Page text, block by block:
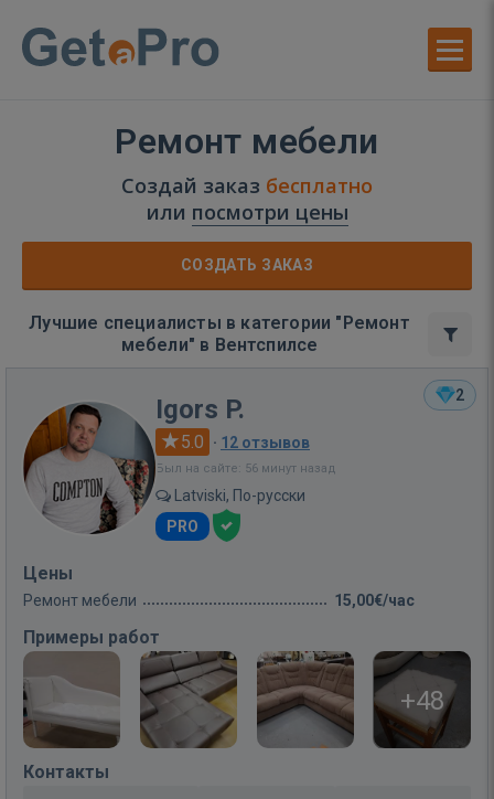
Ремонт мебели
Создай заказ бесплатно
или посмотри цены
СОЗДАТЬ ЗАКАЗ
Лучшие специалисты в категории "Ремонт
мебели" в Вентспилсе
2
Igors P.
5.0 · 12 отзывов
Был на сайте: 56 минут назад
Latviski, По-русски
PRO
Цены
Ремонт мебели 15,00€/час
Примеры работ
+48
Контакты